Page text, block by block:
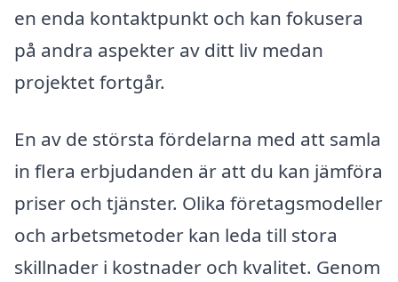
en enda kontaktpunkt och kan fokusera
på andra aspekter av ditt liv medan
projektet fortgår.
En av de största fördelarna med att samla
in flera erbjudanden är att du kan jämföra
priser och tjänster. Olika företagsmodeller
och arbetsmetoder kan leda till stora
skillnader i kostnader och kvalitet. Genom